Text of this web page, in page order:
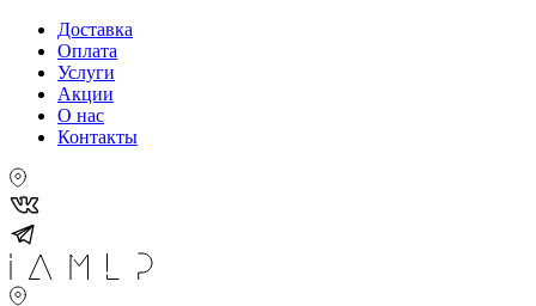
Доставка
Оплата
Услуги
Акции
О нас
Контакты